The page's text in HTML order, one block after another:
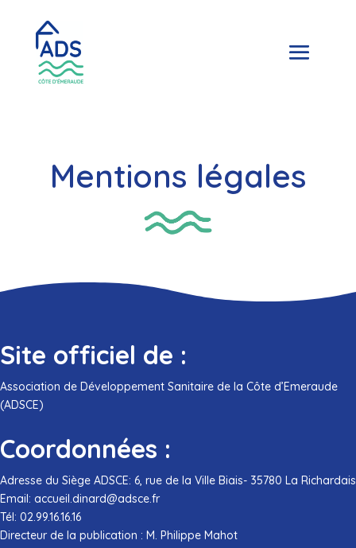
Mentions légales
Site officiel de :
Association de Développement Sanitaire de la Côte d’Emeraude
(ADSCE)
Coordonnées :
Adresse du Siège ADSCE: 6, rue de la Ville Biais- 35780 La Richardais
Email: accueil.dinard@adsce.fr
Tél: 02.99.16.16.16
Directeur de la publication : M. Philippe Mahot